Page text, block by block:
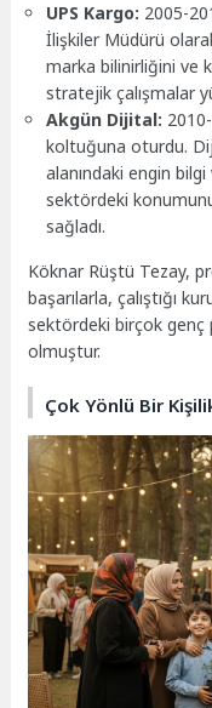
UPS Kargo: 2005-
İlişkiler Müdürü
marka bilinirliğini ve
stratejik çalışmalar
Akgün Dijital:
koltuğuna oturdu.
alanındaki engin
sektördeki
sağladı.
Köknar Rüştü Tezay,
başarılarla, çalıştığı
sektördeki birçok genç
olmuştur.
Çok Yönlü Bir